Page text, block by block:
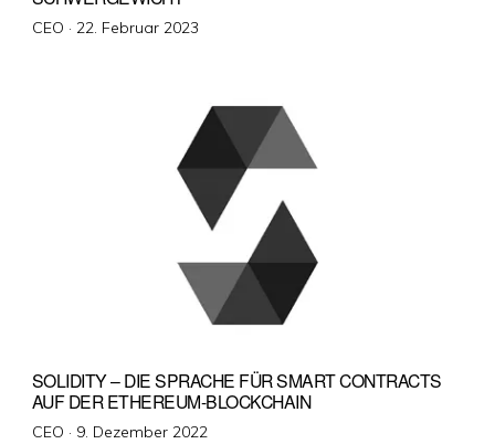
CEO · Veröffentlicht
22. Februar 2023
SOLIDITY – DIE SPRACHE FÜR SMART CONTRACTS
AUF DER ETHEREUM-BLOCKCHAIN
CEO · Veröffentlicht
9. Dezember 2022